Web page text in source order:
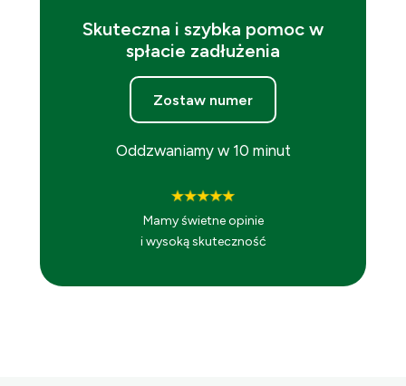
Skuteczna i szybka pomoc w
spłacie zadłużenia
Zostaw numer
Oddzwaniamy w 10 minut
Mamy świetne opinie
i wysoką skuteczność